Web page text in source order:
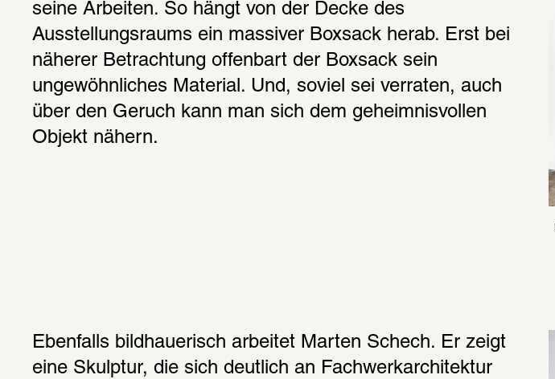
seine Arbeiten. So hängt von der Decke des
Ausstellungsraums ein massiver Boxsack herab. Erst bei
näherer Betrachtung offenbart der Boxsack sein
ungewöhnliches Material. Und, soviel sei verraten, auch
über den Geruch kann man sich dem geheimnisvollen
Objekt nähern.
Ebenfalls bildhauerisch arbeitet Marten Schech. Er zeigt
eine Skulptur, die sich deutlich an Fachwerkarchitektur